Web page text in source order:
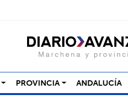
PROVINCIA ANDALUCÍA